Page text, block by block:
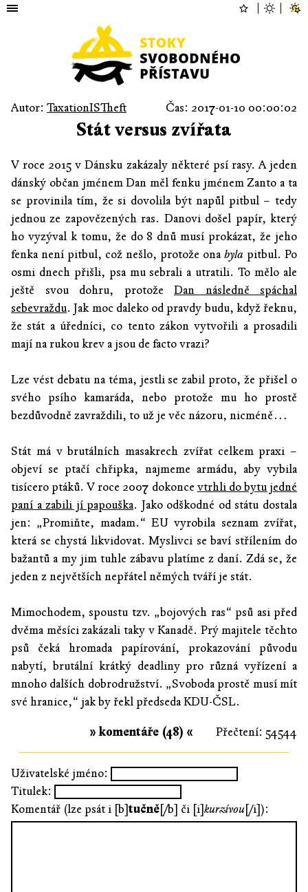
Autor: TaxationISTheft Čas: 2017-01-10 00:00:02
Stát versus zvířata
V roce 2015 v Dánsku zakázaly některé psí rasy. A jeden
dánský občan jménem Dan měl fenku jménem Zanto a ta
se provinila tím, že si dovolila být napůl pitbul – tedy
jednou ze zapovězených ras. Danovi došel papír, který
ho vyzýval k tomu, že do 8 dnů musí prokázat, že jeho
fenka není pitbul, což nešlo, protože ona byla pitbul. Po
osmi dnech přišli, psa mu sebrali a utratili. To mělo ale
ještě svou dohru, protože Dan následně spáchal
sebevraždu. Jak moc daleko od pravdy budu, když řeknu,
že stát a úředníci, co tento zákon vytvořili a prosadili
mají na rukou krev a jsou de facto vrazi?
Lze vést debatu na téma, jestli se zabil proto, že přišel o
svého psího kamaráda, nebo protože mu ho prostě
bezdůvodně zavraždili, to už je věc názoru, nicméně…
Stát má v brutálních masakrech zvířat celkem praxi –
objeví se ptačí chřipka, najmeme armádu, aby vybila
tisícero ptáků. V roce 2007 dokonce vtrhli do bytu jedné
paní a zabili jí papouška. Jako odškodné od státu dostala
jen: „Promiňte, madam.“ EU vyrobila seznam zvířat,
která se chystá likvidovat. Myslivci se baví střílením do
bažantů a my jim tuhle zábavu platíme z daní. Zdá se, že
jeden z největších nepřátel němých tváří je stát.
Mimochodem, spoustu tzv. „bojových ras“ psů asi před
dvěma měsíci zakázali taky v Kanadě. Prý majitele těchto
psů čeká hromada papírování, prokazování původu
nabytí, brutální krátký deadliny pro různá vyřízení a
mnoho dalších dobrodružství. „Svoboda prostě musí mít
své hranice,“ jak by řekl předseda KDU-ČSL.
Přečtení: 54544
» komentáře (48) «
Uživatelské jméno:
Titulek:
Komentář (lze psát i [b]tučně[/b] či [i]kurzívou[/i]):